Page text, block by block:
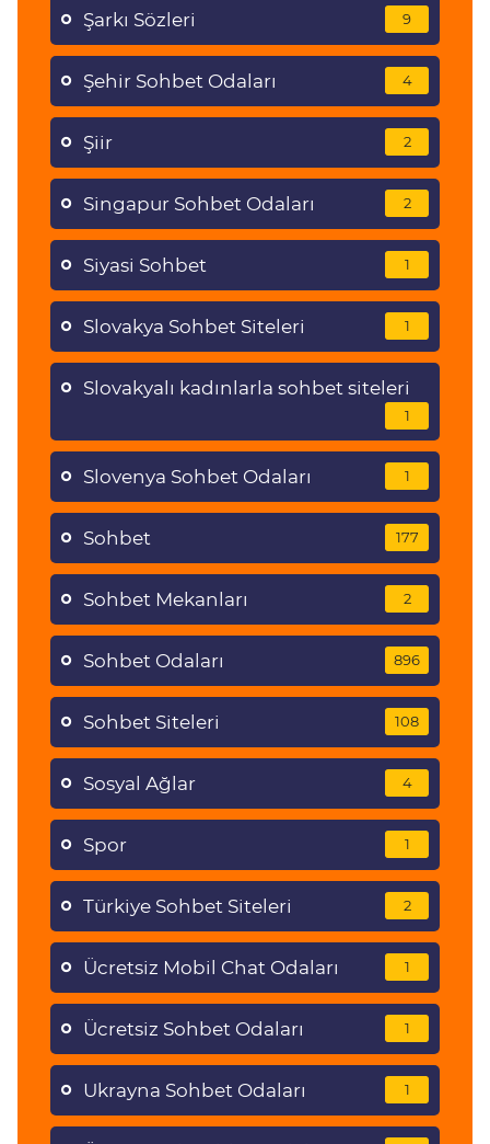
Şarkı Sözleri 9
Şehir Sohbet Odaları 4
Şiir 2
Singapur Sohbet Odaları 2
Siyasi Sohbet 1
Slovakya Sohbet Siteleri 1
Slovakyalı kadınlarla sohbet siteleri
1
Slovenya Sohbet Odaları 1
Sohbet 177
Sohbet Mekanları 2
Sohbet Odaları 896
Sohbet Siteleri 108
Sosyal Ağlar 4
Spor 1
Türkiye Sohbet Siteleri 2
Ücretsiz Mobil Chat Odaları 1
Ücretsiz Sohbet Odaları 1
Ukrayna Sohbet Odaları 1